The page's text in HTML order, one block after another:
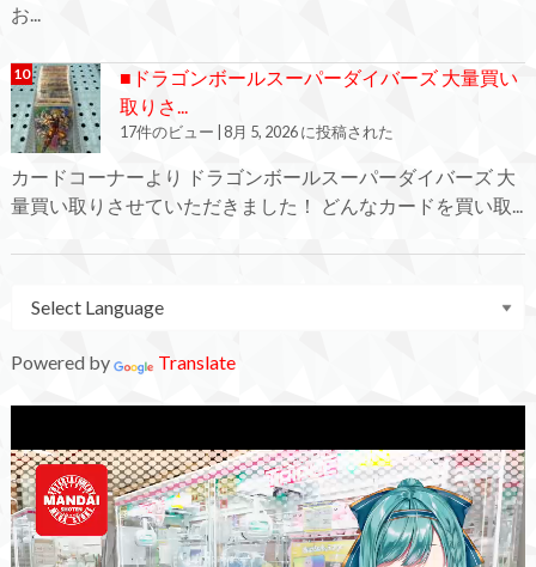
お...
■ドラゴンボールスーパーダイバーズ 大量買い
取りさ...
17件のビュー | 8月 5, 2026 に投稿された
カードコーナーより ドラゴンボールスーパーダイバーズ 大
量買い取りさせていただきました！ どんなカードを買い取...
Powered by Translate